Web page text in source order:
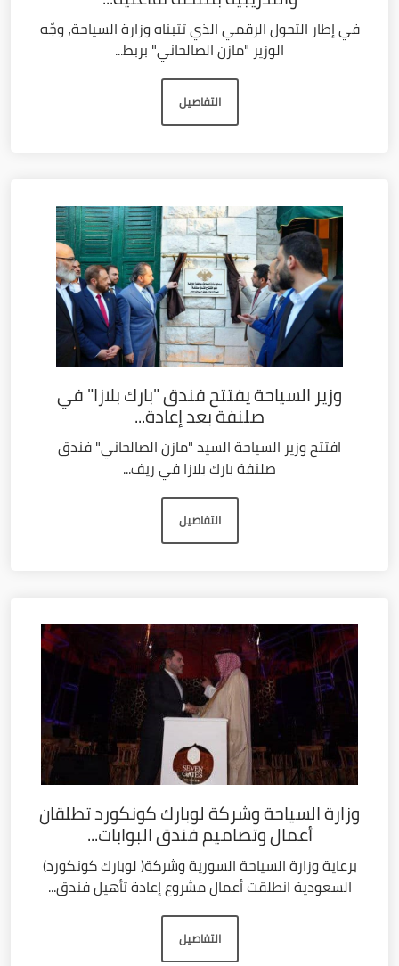
في إطار التحول الرقمي الذي تتبناه وزارة السياحة، وجّه
الوزير "مازن الصالحاني" بربط...
التفاصيل
وزير السياحة يفتتح فندق "بارك بلازا" في
صلنفة بعد إعادة...
افتتح وزير السياحة السيد "مازن الصالحاني" فندق
صلنفة بارك بلازا في ريف...
التفاصيل
وزارة السياحة وشركة لوبارك كونكورد تطلقان
أعمال وتصاميم فندق البوابات...
برعاية وزارة السياحة السورية وشركة( لوبارك كونكورد)
السعودية انطلقت أعمال مشروع إعادة تأهيل فندق...
التفاصيل